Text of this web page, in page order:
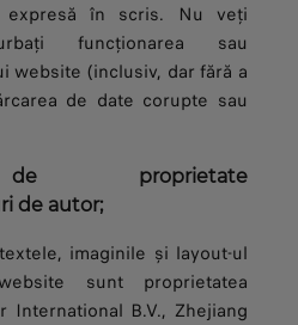
expresă în scris. Nu veți
funcționarea sau
website (inclusiv, dar fără a
de date corupte sau
proprietate
de autor;
imaginile și layout-ul
sunt proprietatea
International B.V., Zhejiang